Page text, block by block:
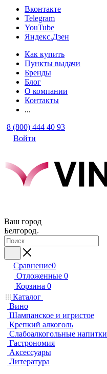
Вконтакте
Telegram
YouTube
Яндекс.Дзен
Как купить
Пункты выдачи
Бренды
Блог
О компании
Контакты
...
8 (800) 444 40 93
Войти
Ваш город
Белгород
Сравнение0
Отложенные 0
Корзина 0
Каталог
Вино
Шампанское и игристое
Крепкий алкоголь
Слабоалкогольные напитки
Гастрономия
Аксессуары
Литература